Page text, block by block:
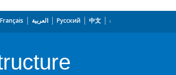
Français العربية Русский 中文